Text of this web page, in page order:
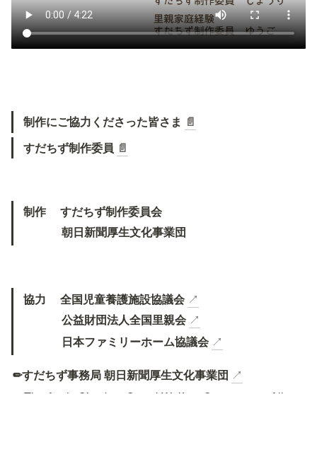
制作にご協力くださった皆さま 📄
すだちず制作委員 📄
制作　 すだちず制作委員会
朝日新聞厚生文化事業団
協力　 全国児童養護施設協議会 ↗
公益財団法人全国里親会 ↗
日本ファミリーホーム協議会 ↗
✏すだちず事務局 朝日新聞厚生文化事業団 ↗
© The Asahi Shimbun Social Welfare Organization All